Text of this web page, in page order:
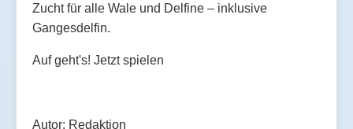
Zucht für alle Wale und Delfine – inklusive
Gangesdelfin.
Auf geht's! Jetzt spielen
Autor: Redaktion